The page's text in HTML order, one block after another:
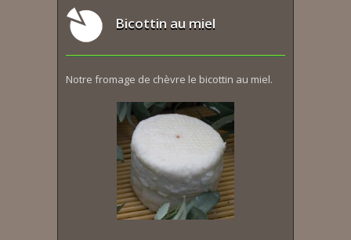
Bicottin au miel
Notre fromage de chèvre le bicottin au miel.